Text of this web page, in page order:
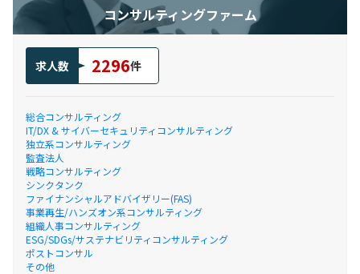
コンサルティングファーム
求人数 2296件
総合コンサルティング
IT/DX & サイバーセキュリティコンサルティング
独立系コンサルティング
監査法人
戦略コンサルティング
シンクタンク
ファイナンシャルアドバイザリー(FAS)
事業再生/ハンズオン系コンサルティング
組織人事コンサルティング
ESG/SDGs/サステナビリティコンサルティング
ポストコンサル
その他